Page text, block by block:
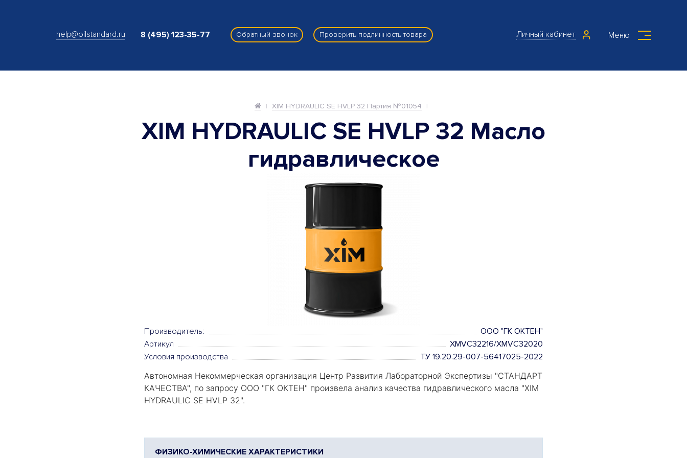
help@oilstandard.ru 8 (495) 123-35-77 Обратный звонок Проверить подлинность товара Личный кабинет Меню
XIM HYDRAULIC SE HVLP 32 Партия №01054
XIM HYDRAULIC SE HVLP 32 Масло
гидравлическое
Производитель:
ООО "ГК ОКТЕН"
Артикул
XMVC32216/XMVC32020
Условия производства
ТУ 19.20.29-007-56417025-2022
Автономная Некоммерческая организация Центр Развития Лабораторной Экспертизы "СТАНДАРТ
КАЧЕСТВА", по запросу ООО "ГК ОКТЕН" произвела анализ качества гидравлического масла "XIM
HYDRAULIC SE HVLP 32".
ФИЗИКО-ХИМИЧЕСКИЕ ХАРАКТЕРИСТИКИ